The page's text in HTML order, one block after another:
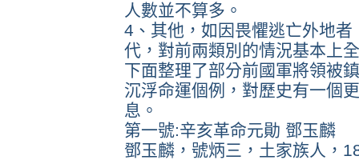
人數並不算多。
4、其他，如因畏懼逃亡外地
代，對前兩類別的情況基本上
下面整理了部分前國軍將領被
沉浮命運個例，對歷史有一個
息。
第一號:辛亥革命元勛 鄧玉麟
鄧玉麟，號炳三，土家族人，